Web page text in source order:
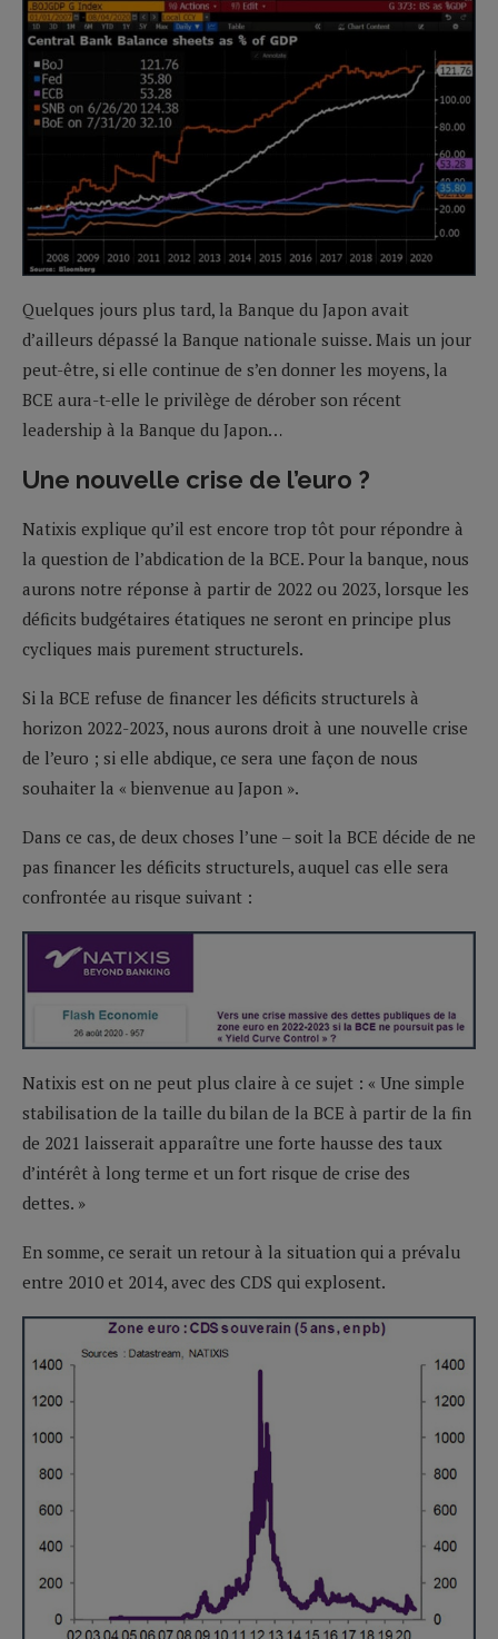
Quelques jours plus tard, la Banque du Japon avait
d’ailleurs dépassé la Banque nationale suisse. Mais un jour
peut-être, si elle continue de s’en donner les moyens, la
BCE aura-t-elle le privilège de dérober son récent
leadership à la Banque du Japon…
Une nouvelle crise de l’euro ?
Natixis explique qu’il est encore trop tôt pour répondre à
la question de l’abdication de la BCE. Pour la banque, nous
aurons notre réponse à partir de 2022 ou 2023, lorsque les
déficits budgétaires étatiques ne seront en principe plus
cycliques mais purement structurels.
Si la BCE refuse de financer les déficits structurels à
horizon 2022-2023, nous aurons droit à une nouvelle crise
de l’euro ; si elle abdique, ce sera une façon de nous
souhaiter la « bienvenue au Japon ».
Dans ce cas, de deux choses l’une – soit la BCE décide de ne
pas financer les déficits structurels, auquel cas elle sera
confrontée au risque suivant :
Natixis est on ne peut plus claire à ce sujet : « Une simple
stabilisation de la taille du bilan de la BCE à partir de la fin
de 2021 laisserait apparaître une forte hausse des taux
d’intérêt à long terme et un fort risque de crise des
dettes. »
En somme, ce serait un retour à la situation qui a prévalu
entre 2010 et 2014, avec des CDS qui explosent.